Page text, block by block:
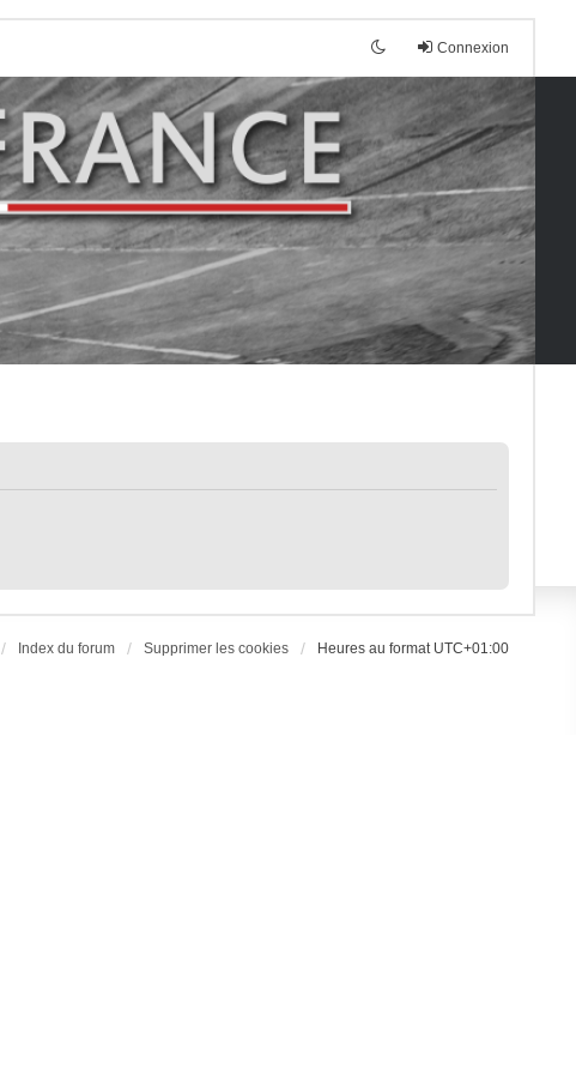
Connexion
Index du forum Supprimer les cookies Heures au format UTC+01:00